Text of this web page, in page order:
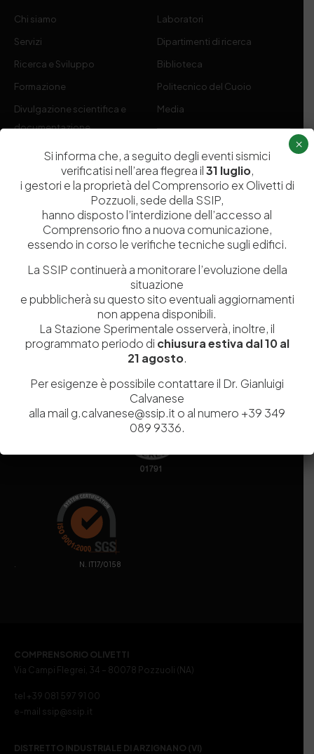
Chi siamo
Servizi
Ricerca e Sviluppo
Formazione
Divulgazione scientifica e
documentazione
Contribuenti
Laboratori
Dipartimenti di ricerca
Biblioteca
Politecnico del Cuoio
Media
Amministrazione Trasparente
Codice fiscale e Partita Iva07936981211
Iscrizione REA
NA 920756
Codice di iscrizione all’Anagrafe Nazionale delle Ricerche del
MIUR 000290_EIRI
Euro9.690.240,00
stazionesperimentaleindustriapelli@legalmail.it
Sede legaleVia Campi Flegrei, 34 – 80078 Pozzuoli (NA) – Tel. +39
. N. IT17/0158
COMPRENSORIO OLIVETTI
Via Campi Flegrei, 34 – 80078 Pozzuoli (NA)
tel +39 081 597 91 00
e-mail ssip@ssip.it
DISTRETTO INDUSTRIALE DI ARZIGNANO (VI)
Si informa che, a seguito degli eventi sismici
verificatisi nell’area flegrea il31 luglio,
i gestori e la proprietà del Comprensorio ex Olivetti di
Pozzuoli, sede della SSIP,
hanno disposto l’interdizione dell’accesso al
Comprensorio fino a nuova comunicazione,
essendo in corso le verifiche tecniche sugli edifici.
La SSIP continuerà a monitorare l’evoluzione della
situazione
e pubblicherà su questo sito eventuali aggiornamenti
non appena disponibili.
La Stazione Sperimentale osserverà, inoltre, il
programmato periodo di chiusura estiva dal 10 al
21 agosto.
Per esigenze è possibile contattare il Dr. Gianluigi
Calvanese
alla mail g.calvanese@ssip.it o al numero +39 349
089 9336.
×